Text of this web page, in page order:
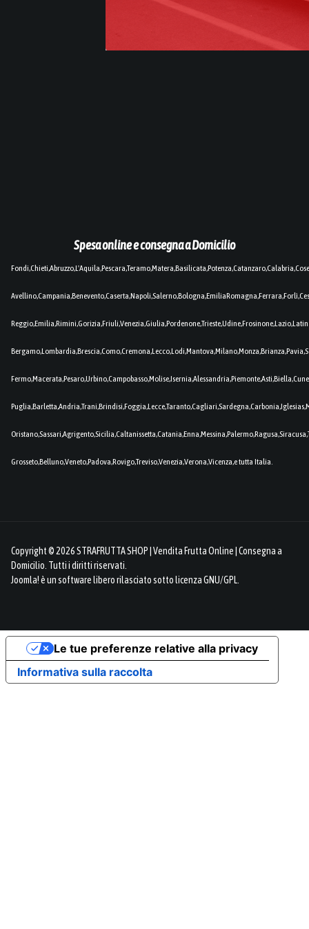
Spesa online e consegna a Domicilio
Grosseto,Belluno,Veneto,Padova,Rovigo,Treviso,Venezia,Verona,Vicenza,e tutta Italia.
Copyright © 2026 STRAFRUTTA SHOP | Vendita Frutta Online | Consegna a
Domicilio. Tutti i diritti riservati.
Joomla!è un software libero rilasciato sottolicenza GNU/GPL.
Informativa sulla raccolta
Le tue preferenze relative alla privacy